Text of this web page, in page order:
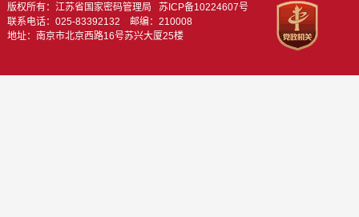
版权所有：江苏省国家密码管理局 苏ICP备10224607号
联系电话：025-83392132 邮编：210008
地址：南京市北京西路16号苏兴大厦25楼